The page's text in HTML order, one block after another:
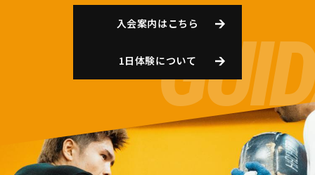
入会案内はこちら
1日体験について